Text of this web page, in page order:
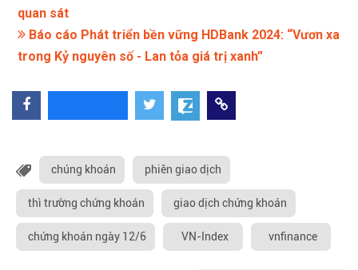
quan sát
Báo cáo Phát triển bền vững HDBank 2024: “Vươn xa
trong Kỷ nguyên số - Lan tỏa giá trị xanh”
chúng khoán phiên giao dịch
thì trường chứng khoán giao dịch chứng khoán
chứng khoán ngày 12/6 VN-Index vnfinance